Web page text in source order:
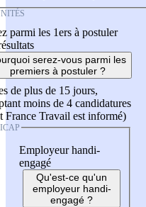
parmi les 1ers à postuler
serez-vous parmi les
premiers à postuler ?
de plus de 15 jours,
moins de 4 candidatures
France Travail est informé)
Employeur handi-
engagé
Qu'est-ce qu'un
employeur handi-
engagé ?